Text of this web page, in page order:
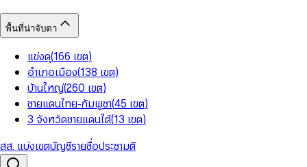
พื้นที่น่าจับตา
แข่งดุ(166 เขต)
อำเภอเมือง(138 เขต)
บ้านใหญ่(260 เขต)
ชายแดนไทย-กัมพูชา(45 เขต)
3 จังหวัดชายแดนใต้(13 เขต)
สส. แบ่งเขตบัญชีรายชื่อประชามติ